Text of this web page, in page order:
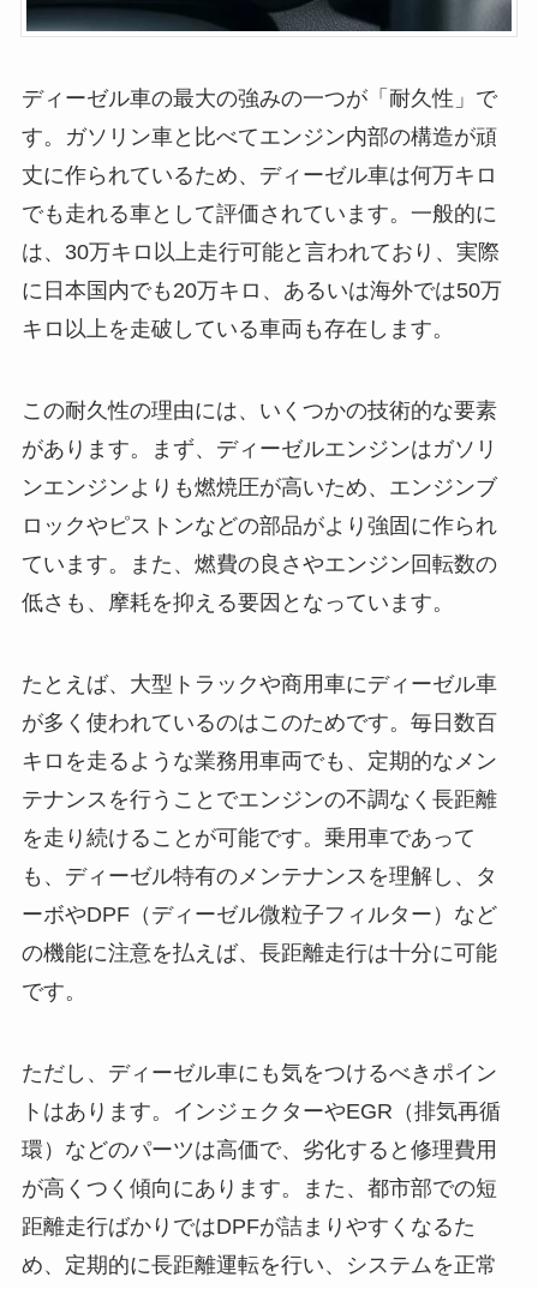
ディーゼル車の最大の強みの一つが「耐久性」で
す。ガソリン車と比べてエンジン内部の構造が頑
丈に作られているため、ディーゼル車は何万キロ
でも走れる車として評価されています。一般的に
は、30万キロ以上走行可能と言われており、実際
に日本国内でも20万キロ、あるいは海外では50万
キロ以上を走破している車両も存在します。
この耐久性の理由には、いくつかの技術的な要素
があります。まず、ディーゼルエンジンはガソリ
ンエンジンよりも燃焼圧が高いため、エンジンブ
ロックやピストンなどの部品がより強固に作られ
ています。また、燃費の良さやエンジン回転数の
低さも、摩耗を抑える要因となっています。
たとえば、大型トラックや商用車にディーゼル車
が多く使われているのはこのためです。毎日数百
キロを走るような業務用車両でも、定期的なメン
テナンスを行うことでエンジンの不調なく長距離
を走り続けることが可能です。乗用車であって
も、ディーゼル特有のメンテナンスを理解し、タ
ーボやDPF（ディーゼル微粒子フィルター）など
の機能に注意を払えば、長距離走行は十分に可能
です。
ただし、ディーゼル車にも気をつけるべきポイン
トはあります。インジェクターやEGR（排気再循
環）などのパーツは高価で、劣化すると修理費用
が高くつく傾向にあります。また、都市部での短
距離走行ばかりではDPFが詰まりやすくなるた
め、定期的に長距離運転を行い、システムを正常